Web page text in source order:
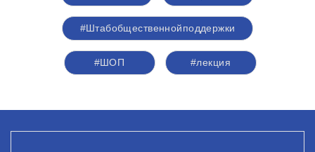
#Штабобщественнойподдержки
#ШОП #лекция